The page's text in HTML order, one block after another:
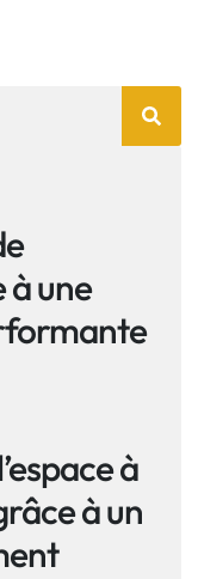
à une
à
à un